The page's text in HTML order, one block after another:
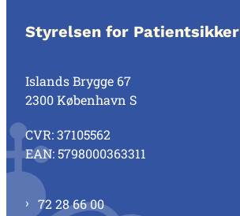
Styrelsen for
Islands Brygge 67
2300 København S
CVR: 37105562
EAN: 5798000363311
72 28 66 00